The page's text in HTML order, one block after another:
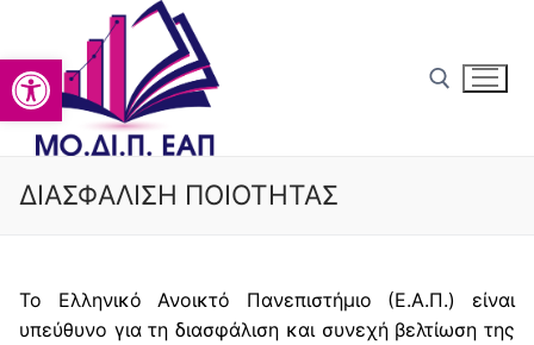
Ανοίξτε τη γραμμή
ΜΟ.ΔΙ.Π
ΔΙΑΣΦΑΛΙΣΗ ΠΟΙΟΤΗΤΑΣ
Το Ελληνικό Ανοικτό Πανεπιστήμιο (Ε.Α.Π.) είναι
υπεύθυνο για τη διασφάλιση και συνεχή βελτίωση της